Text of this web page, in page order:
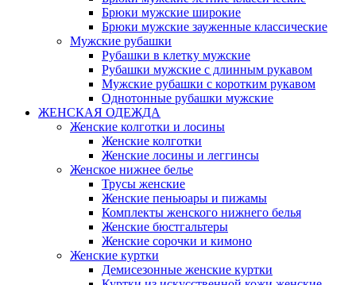
Брюки мужские широкие
Брюки мужские зауженные классические
Мужские рубашки
Рубашки в клетку мужские
Рубашки мужские с длинным рукавом
Мужские рубашки с коротким рукавом
Однотонные рубашки мужские
ЖЕНСКАЯ ОДЕЖДА
Женские колготки и лосины
Женские колготки
Женские лосины и леггинсы
Женское нижнее белье
Трусы женские
Женские пеньюары и пижамы
Комплекты женского нижнего белья
Женские бюстгальтеры
Женские сорочки и кимоно
Женские куртки
Демисезонные женские куртки